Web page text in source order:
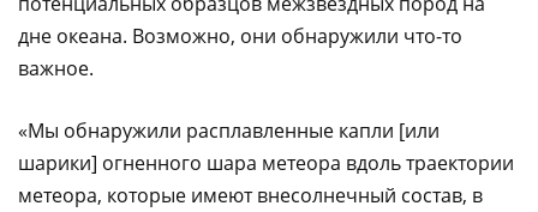
дне океана. Возможно, они обнаружили что-то
важное.
«Мы обнаружили расплавленные капли [или
шарики] огненного шара метеора вдоль траектории
метеора, которые имеют внесолнечный состав, в